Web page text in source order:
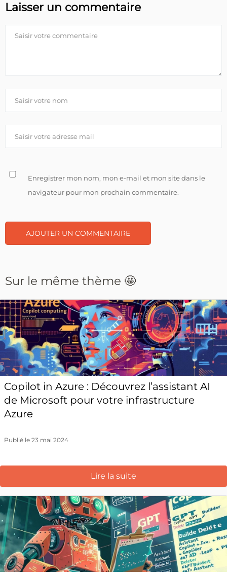
Laisser un commentaire
Enregistrer mon nom, mon e-mail et mon site dans le
navigateur pour mon prochain commentaire.
Sur le même thème 🤩
Copilot in Azure : Découvrez l’assistant AI
de Microsoft pour votre infrastructure
Azure
Publié le 23 mai 2024
Lire la suite